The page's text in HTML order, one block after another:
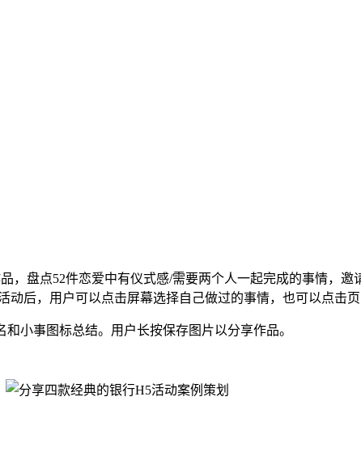
，盘点52件恋爱中有仪式感/需要两个人一起完成的事情，
后，用户可以点击屏幕选择自己做过的事情，也可以点击
小事图标总结。用户长按保存图片以分享作品。